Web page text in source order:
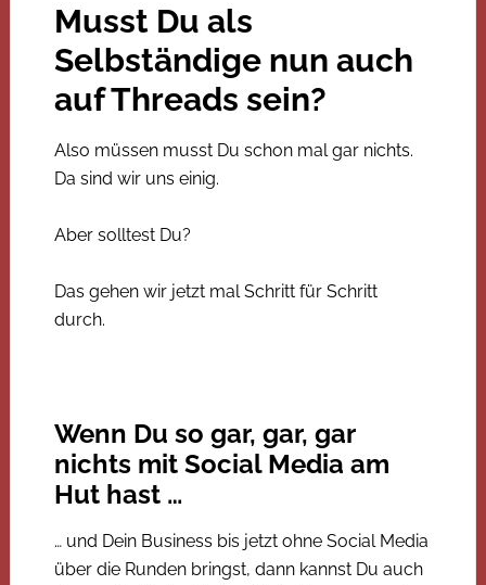
Musst Du als
Selbständige nun auch
auf Threads sein?
Also müssen musst Du schon mal gar nichts.
Da sind wir uns einig.
Aber solltest Du?
Das gehen wir jetzt mal Schritt für Schritt
durch.
Wenn Du so gar, gar, gar
nichts mit Social Media am
Hut hast …
… und Dein Business bis jetzt ohne Social Media
über die Runden bringst, dann kannst Du auch